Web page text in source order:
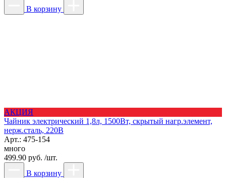
В корзину
АКЦИЯ
Чайник электрический 1,8л, 1500Вт, скрытый нагр.элемент,
нерж.сталь, 220В
Арт.: 475-154
много
499.90 руб. /шт.
В корзину